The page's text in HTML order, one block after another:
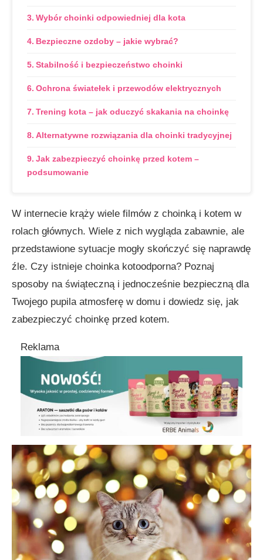
Wybór choinki odpowiedniej dla kota
Bezpieczne ozdoby – jakie wybrać?
Stabilność i bezpieczeństwo choinki
Ochrona światełek i przewodów elektrycznych
Trening kota – jak oduczyć skakania na choinkę
Alternatywne rozwiązania dla choinki tradycyjnej
Jak zabezpieczyć choinkę przed kotem –
podsumowanie
W internecie krąży wiele filmów z choinką i kotem w
rolach głównych. Wiele z nich wygląda zabawnie, ale
przedstawione sytuacje mogły skończyć się naprawdę
źle. Czy istnieje choinka kotoodporna? Poznaj
sposoby na świąteczną i jednocześnie bezpieczną dla
Twojego pupila atmosferę w domu i dowiedz się, jak
zabezpieczyć choinkę przed kotem.
Reklama